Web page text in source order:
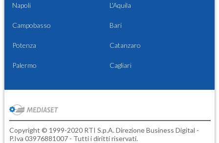
Napoli L'Aquila
Campobasso Bari
Potenza Catanzaro
Palermo Cagliari
Copyright © 1999-2020 RTI S.p.A. Direzione Business Digital -
P.Iva 03976881007 - Tutti i diritti riservati.